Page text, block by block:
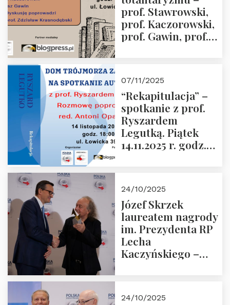
godz. 18:00.
prof. Stawrowski,
prof. Kaczorowski,
prof. Gawin, prof.
07/11/2025
“Rekapitulacja” –
spotkanie z prof.
Ryszardem
Legutką. Piątek
14.11.2025 r. godz.
24/10/2025
Józef Skrzek
laureatem nagrody
im. Prezydenta RP
Lecha
Kaczyńskiego –
24/10/2025